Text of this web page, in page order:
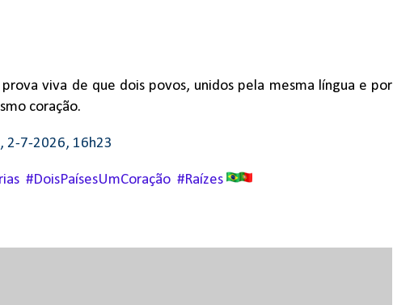
viva de que dois povos, unidos pela mesma língua e por
coração.
, 2-7-2026, 16h23
#DoisPaísesUmCoração #Raízes